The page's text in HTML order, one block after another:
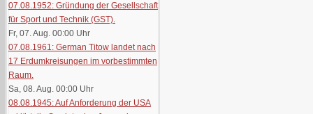
07.08.1952: Gründung der Gesellschaft
für Sport und Technik (GST).
Fr, 07. Aug. 00:00 Uhr
07.08.1961: German Titow landet nach
17 Erdumkreisungen im vorbestimmten
Raum.
Sa, 08. Aug. 00:00 Uhr
08.08.1945: Auf Anforderung der USA